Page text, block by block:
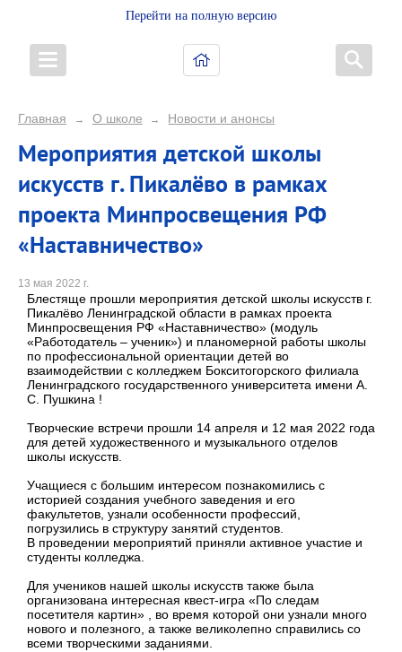
Перейти на полную версию
Главная → О школе → Новости и анонсы
Мероприятия детской школы
искусств г. Пикалёво в рамках
проекта Минпросвещения РФ
«Наставничество»
13 мая 2022 г.
Блестяще прошли мероприятия детской школы искусств г.
Пикалёво Ленинградской области в рамках проекта
Минпросвещения РФ «Наставничество» (модуль
«Работодатель – ученик») и планомерной работы школы
по профессиональной ориентации детей во
взаимодействии с колледжем Бокситогорского филиала
Ленинградского государственного университета имени А.
С. Пушкина !
Творческие встречи прошли 14 апреля и 12 мая 2022 года
для детей художественного и музыкального отделов
школы искусств.
Учащиеся с большим интересом познакомились с
историей создания учебного заведения и его
факультетов, узнали особенности профессий,
погрузились в структуру занятий студентов.
В проведении мероприятий приняли активное участие и
студенты колледжа.
Для учеников нашей школы искусств также была
организована интересная квест-игра «По следам
посетителя картин» , во время которой они узнали много
нового и полезного, а также великолепно справились со
всеми творческими заданиями.